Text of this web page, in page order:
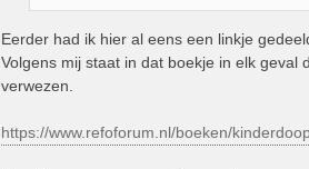
Eerder had ik hier al eens een linkje
Volgens mij staat in dat boekje in elk
verwezen.
https://www.refoforum.nl/boeken/